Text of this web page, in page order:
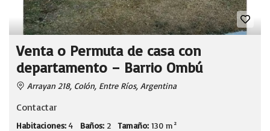
Venta o Permuta de casa con
departamento – Barrio Ombú
Arrayan 218, Colón, Entre Ríos, Argentina
Contactar
Habitaciones: 4 Baños: 2 Tamaño: 130 m²